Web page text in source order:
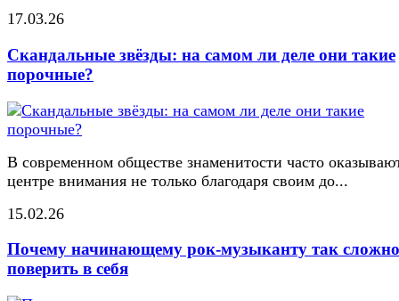
17.03.26
Скандальные звёзды: на самом ли деле они такие
порочные?
В современном обществе знаменитости часто
центре внимания не только благодаря своим до...
15.02.26
Почему начинающему рок-музыканту так сложно
поверить в себя